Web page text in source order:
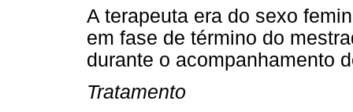
A terapeuta era do sexo
em fase de término do
durante o acompanhamento
Tratamento